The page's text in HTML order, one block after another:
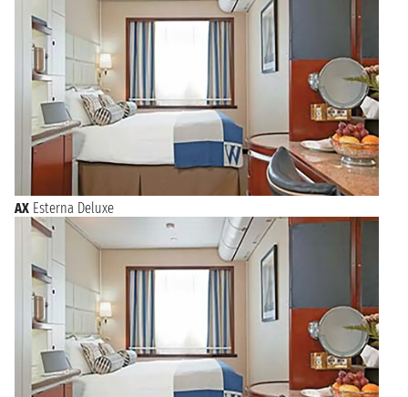
sabato 27 febbraio 2027
06:00 23:59
PHILIPSBURG
AX Esterna Deluxe